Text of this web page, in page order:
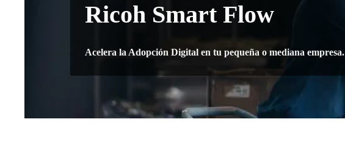
Ricoh Smart Flow
Acelera la Adopción Digital en tu pequeña o mediana empresa.